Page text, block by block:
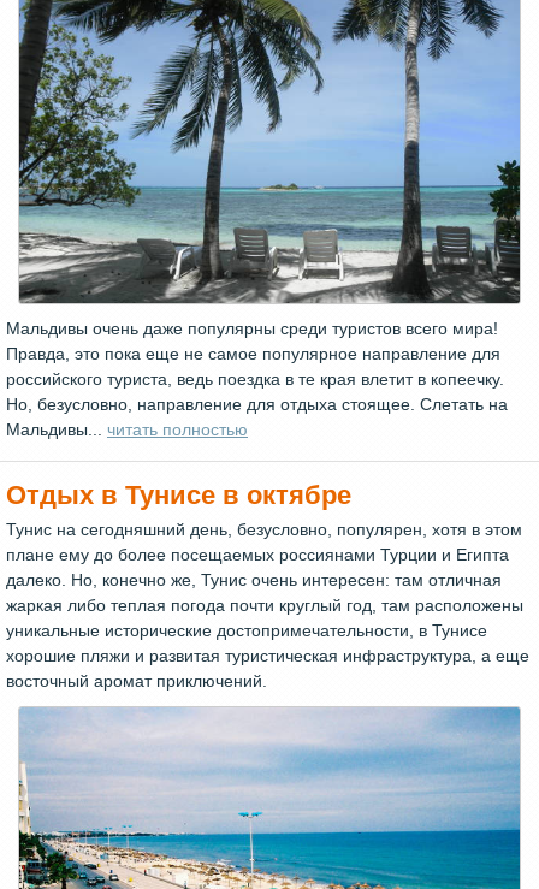
Мальдивы очень даже популярны среди туристов всего мира!
Правда, это пока еще не самое популярное направление для
российского туриста, ведь поездка в те края влетит в копеечку.
Но, безусловно, направление для отдыха стоящее. Слетать на
Мальдивы... читать полностью
Отдых в Тунисе в октябре
Тунис на сегодняшний день, безусловно, популярен, хотя в этом
плане ему до более посещаемых россиянами Турции и Египта
далеко. Но, конечно же, Тунис очень интересен: там отличная
жаркая либо теплая погода почти круглый год, там расположены
уникальные исторические достопримечательности, в Тунисе
хорошие пляжи и развитая туристическая инфраструктура, а еще
восточный аромат приключений.